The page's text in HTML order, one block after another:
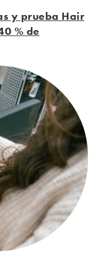
y prueba Hair
% de